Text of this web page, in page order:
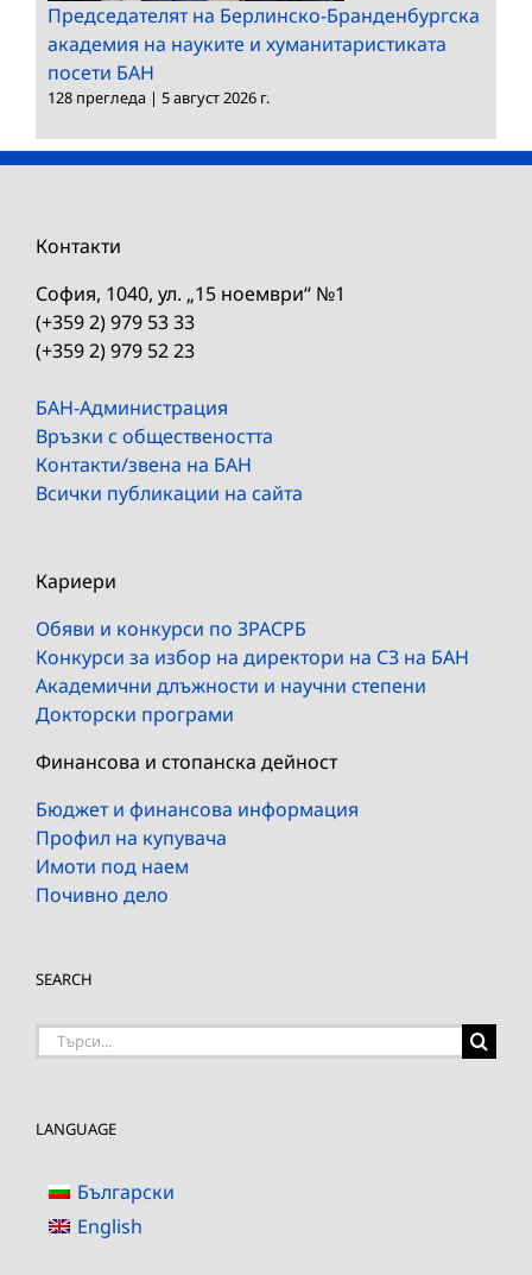
Председателят на Берлинско-Бранденбургска
академия на науките и хуманитаристиката
посети БАН
128 прегледа | 5 август 2026 г.
Контакти
София, 1040, ул. „15 ноември“ №1
(+359 2) 979 53 33
(+359 2) 979 52 23
БАН-Администрация
Връзки с обществеността
Контакти/звена на БАН
Всички публикации на сайта
Кариери
Обяви и конкурси по ЗРАСРБ
Конкурси за избор на директори на СЗ на БАН
Академични длъжности и научни степени
Докторски програми
Финансова и стопанска дейност
Бюджет и финансова информация
Профил на купувача
Имоти под наем
Почивно дело
SEARCH
Търсене
LANGUAGE
Български
English